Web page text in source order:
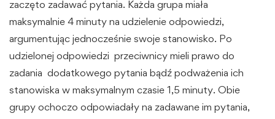
zaczęto zadawać pytania. Każda grupa miała
maksymalnie 4 minuty na udzielenie odpowiedzi,
argumentując jednocześnie swoje stanowisko. Po
udzielonej odpowiedzi przeciwnicy mieli prawo do
zadania dodatkowego pytania bądź podważenia ich
stanowiska w maksymalnym czasie 1,5 minuty. Obie
grupy ochoczo odpowiadały na zadawane im pytania,